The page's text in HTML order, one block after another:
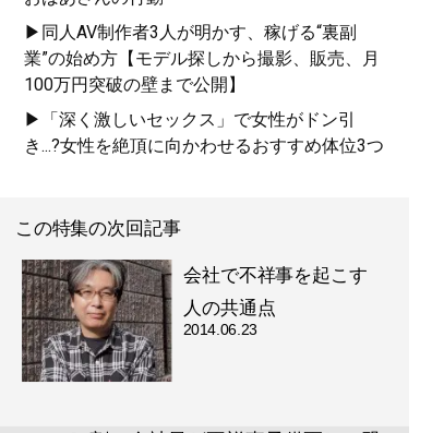
▶同人AV制作者3人が明かす、稼げる“裏副
業”の始め方【モデル探しから撮影、販売、月
100万円突破の壁まで公開】
▶「深く激しいセックス」で女性がドン引
き...?女性を絶頂に向かわせるおすすめ体位3つ
この特集の次回記事
会社で不祥事を起こす
人の共通点
2014.06.23